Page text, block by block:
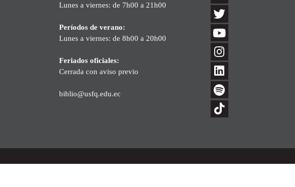
Lunes a viernes: de 7h00 a 21h00
Períodos de verano:
Lunes a viernes: de 8h00 a 20h00
Feriados oficiales:
Cerrada con aviso previo
biblio@usfq.edu.ec